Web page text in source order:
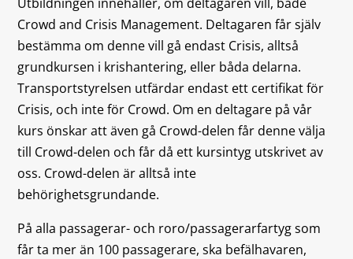
Crowd and Crisis Management. Deltagaren får själv
bestämma om denne vill gå endast Crisis, alltså
grundkursen i krishantering, eller båda delarna.
Transportstyrelsen utfärdar endast ett certifikat för
Crisis, och inte för Crowd. Om en deltagare på vår
kurs önskar att även gå Crowd-delen får denne välja
till Crowd-delen och får då ett kursintyg utskrivet av
oss. Crowd-delen är alltså inte
behörighetsgrundande.
På alla passagerar- och roro/passagerarfartyg som
får ta mer än 100 passagerare, ska befälhavaren,